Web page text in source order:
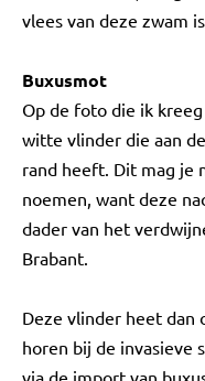
vlees van deze zwam
Buxusmot
Op de foto die ik
witte vlinder die aan
rand heeft. Dit mag je
noemen, want deze
dader van het
Brabant.
Deze vlinder heet dan
horen bij de invasieve
via de import van